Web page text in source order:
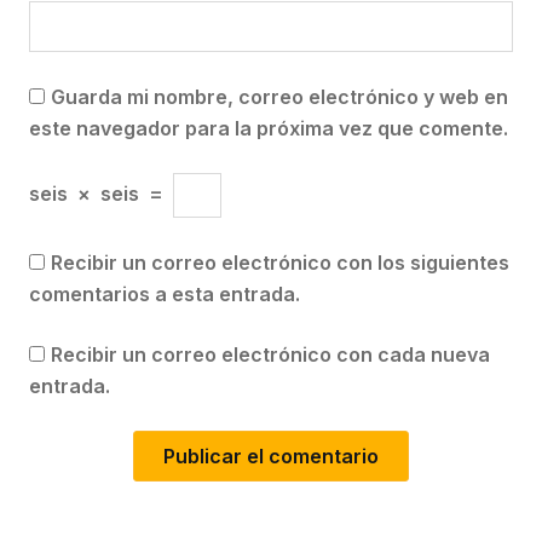
Guarda mi nombre, correo electrónico y web en
este navegador para la próxima vez que comente.
seis × seis =
Recibir un correo electrónico con los siguientes
comentarios a esta entrada.
Recibir un correo electrónico con cada nueva
entrada.